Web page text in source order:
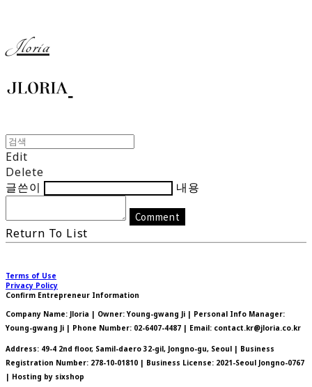
Jloria
Edit
Delete
글쓴이
내용
Comment
Return To List
Terms of Use
Privacy Policy
Confirm Entrepreneur Information
Company Name: Jloria | Owner: Young-gwang Ji | Personal Info Manager:
Young-gwang Ji | Phone Number: 02-6407-4487 | Email: contact.kr@jloria.co.kr
Address: 49-4 2nd floor, Samil-daero 32-gil, Jongno-gu, Seoul | Business
Registration Number: 278-10-01810 | Business License: 2021-Seoul Jongno-0767
| Hosting by sixshop